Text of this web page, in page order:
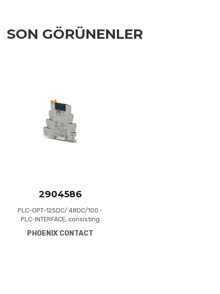
SON GÖRÜNENLER
2904586
PLC-OPT-125DC/ 48DC/100 -
PLC-INTERFACE, consisting
terminal block with push-in
PHOENIX CONTACT